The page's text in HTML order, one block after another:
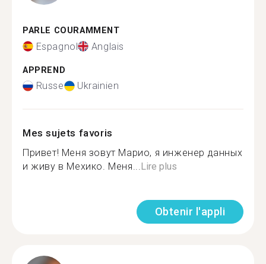
PARLE COURAMMENT
Espagnol Anglais
APPREND
Russe Ukrainien
Mes sujets favoris
Привет! Меня зовут Марио, я инженер данных
и живу в Мехико. Меня...Lire plus
Obtenir l'appli